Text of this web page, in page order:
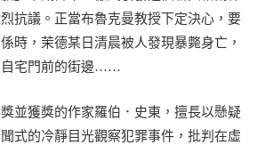
抗議。正當布魯克曼教授下定決心，要
時，茉德某日清晨被人發現暴斃身亡，
自宅門前的街邊……
並獲獎的作家羅伯．史東，擅長以懸疑
式的冷靜目光觀察犯罪事件，批判在虛